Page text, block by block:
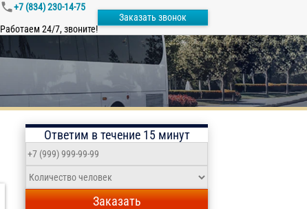
+7 (834) 230-14-75
Работаем 24/7, звоните!
Заказать звонок
Ответим в течение 15 минут
Заказать